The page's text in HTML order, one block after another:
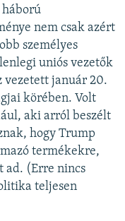
nem csak azért
személyes
uniós vezetők
vezetett január 20.
körében. Volt
aki arról beszélt
hogy Trump
termékekre,
ad. (Erre nincs
teljesen